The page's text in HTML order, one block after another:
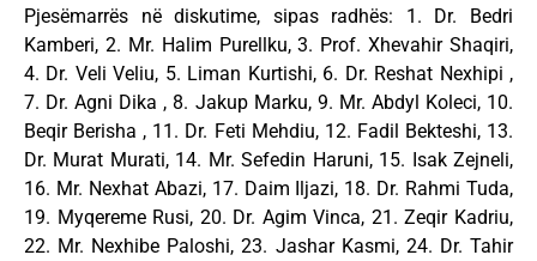
Pjesëmarrës në diskutime, sipas radhës: 1. Dr. Bedri
Kamberi, 2. Mr. Halim Purellku, 3. Prof. Xhevahir Shaqiri,
4. Dr. Veli Veliu, 5. Liman Kurtishi, 6. Dr. Reshat Nexhipi ,
7. Dr. Agni Dika , 8. Jakup Marku, 9. Mr. Abdyl Koleci, 10.
Beqir Berisha , 11. Dr. Feti Mehdiu, 12. Fadil Bekteshi, 13.
Dr. Murat Murati, 14. Mr. Sefedin Haruni, 15. Isak Zejneli,
16. Mr. Nexhat Abazi, 17. Daim Iljazi, 18. Dr. Rahmi Tuda,
19. Myqereme Rusi, 20. Dr. Agim Vinca, 21. Zeqir Kadriu,
22. Mr. Nexhibe Paloshi, 23. Jashar Kasmi, 24. Dr. Tahir